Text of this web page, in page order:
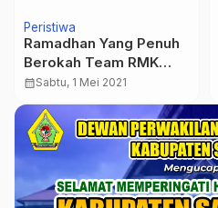
Peristiwa
Ramadhan Yang Penuh
Berokah Team RMK
Membagikan Bingkisan
calendar_monthSabtu, 1 Mei 2021